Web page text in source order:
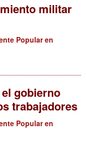
militar
Popular en
gobierno
trabajadores
Popular en